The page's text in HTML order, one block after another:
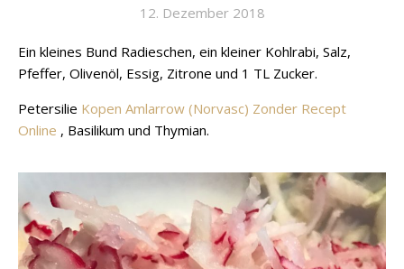
12. Dezember 2018
Ein kleines Bund Radieschen, ein kleiner Kohlrabi, Salz,
Pfeffer, Olivenöl, Essig, Zitrone und 1 TL Zucker.
Petersilie Kopen Amlarrow (Norvasc) Zonder Recept
Online , Basilikum und Thymian.